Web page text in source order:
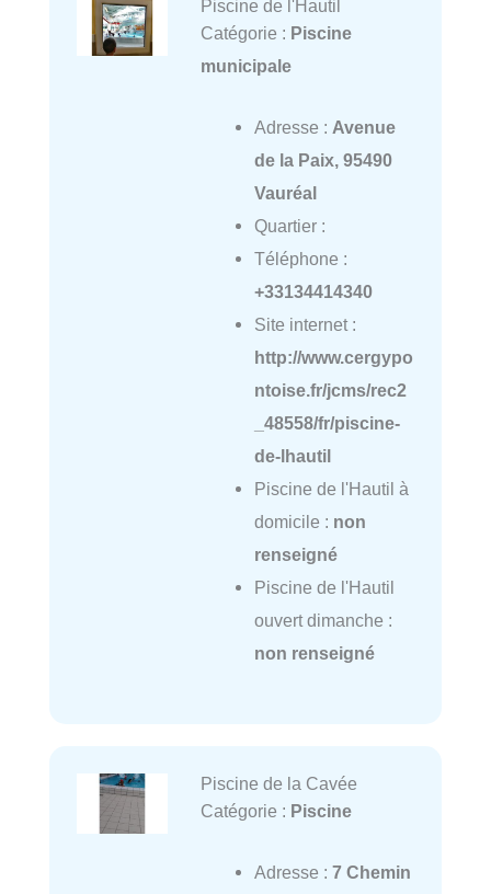
Piscine de l'Hautil
Catégorie : Piscine
municipale
Adresse : Avenue
de la Paix, 95490
Vauréal
Quartier :
Téléphone :
+33134414340
Site internet :
http://www.cergypo
ntoise.fr/jcms/rec2
_48558/fr/piscine-
de-lhautil
Piscine de l'Hautil à
domicile : non
renseigné
Piscine de l'Hautil
ouvert dimanche :
non renseigné
Piscine de la Cavée
Catégorie : Piscine
Adresse : 7 Chemin